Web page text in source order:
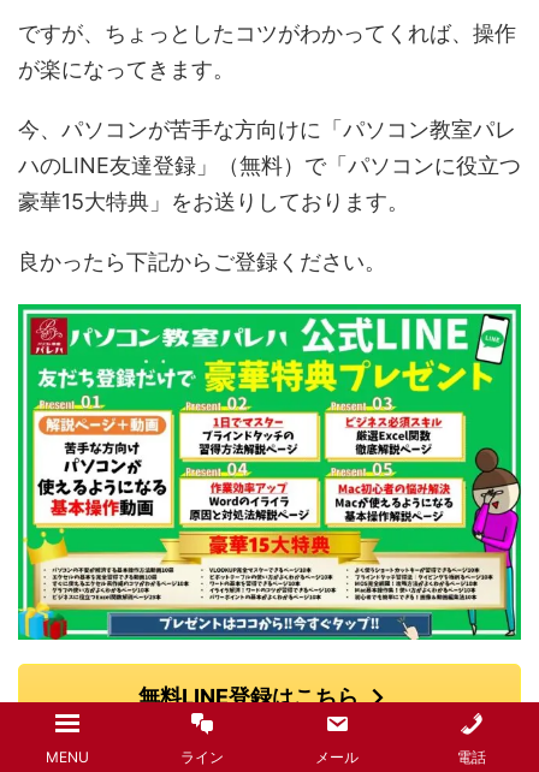
ですが、ちょっとしたコツがわかってくれば、操作
が楽になってきます。
今、パソコンが苦手な方向けに「パソコン教室パレ
ハのLINE友達登録」（無料）で「パソコンに役立つ
豪華15大特典」をお送りしております。
良かったら下記からご登録ください。
無料LINE登録はこちら
MENU ライン メール 電話